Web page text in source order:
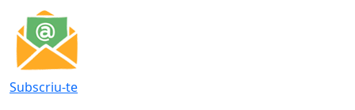
Subscriu-te